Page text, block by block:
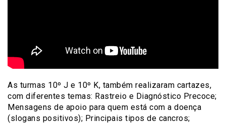
As turmas 10º J e 10º K, também realizaram cartazes,
com diferentes temas: Rastreio e Diagnóstico Precoce;
Mensagens de apoio para quem está com a doença
(slogans positivos); Principais tipos de cancros;